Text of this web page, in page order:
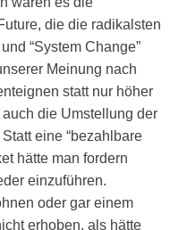
die die radikalsten
“System Change”
Meinung nach
statt nur höher
die Umstellung der
eine “bezahlbare
hätte man fordern
einzuführen.
oder gar einem
erhoben, als hätte